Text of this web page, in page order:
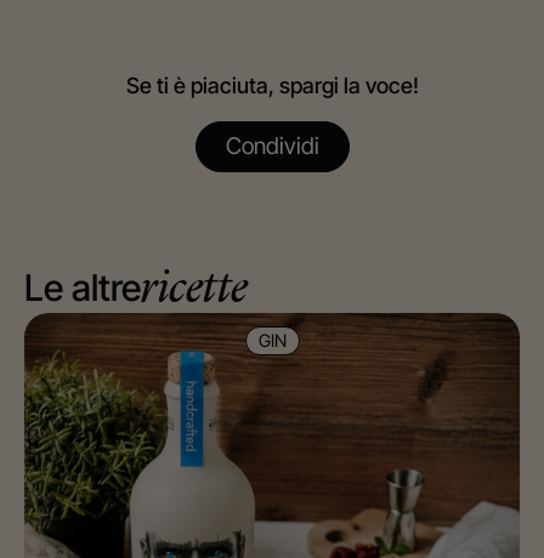
Se ti è piaciuta, spargi la voce!
Condividi
Le altrericette
GIN